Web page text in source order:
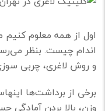
اول از همه معلوم کنیم
اندام چیست. بنظر
و روش لاغری، چربی
برخی از برداشت‌ها
وزن، بالا بردن آمادگی